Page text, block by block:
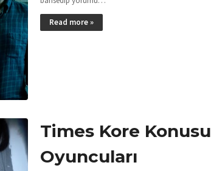
Read more »
Times Kore
Oyuncuları